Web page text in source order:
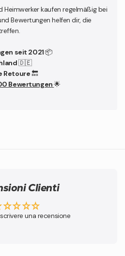
Heimwerker kaufen regelmäßig bei
Bewertungen helfen dir, die
seit 2021📦
🇩🇪
Retoure🔙
Bewertungen🌟
Clienti
una recensione